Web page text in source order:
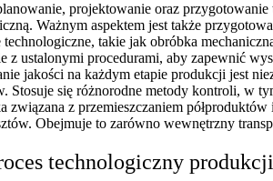
projektowanie oraz
Ważnym aspektem jest także
technologiczne, takie jak obróbka
z ustalonymi procedurami, aby zapewnić
jakości na każdym etapie produkcji jest
Stosuje się różnorodne metody kontroli, w
związana z przemieszczaniem
Obejmuje to zarówno wewnętrzny
technologiczny produkcji